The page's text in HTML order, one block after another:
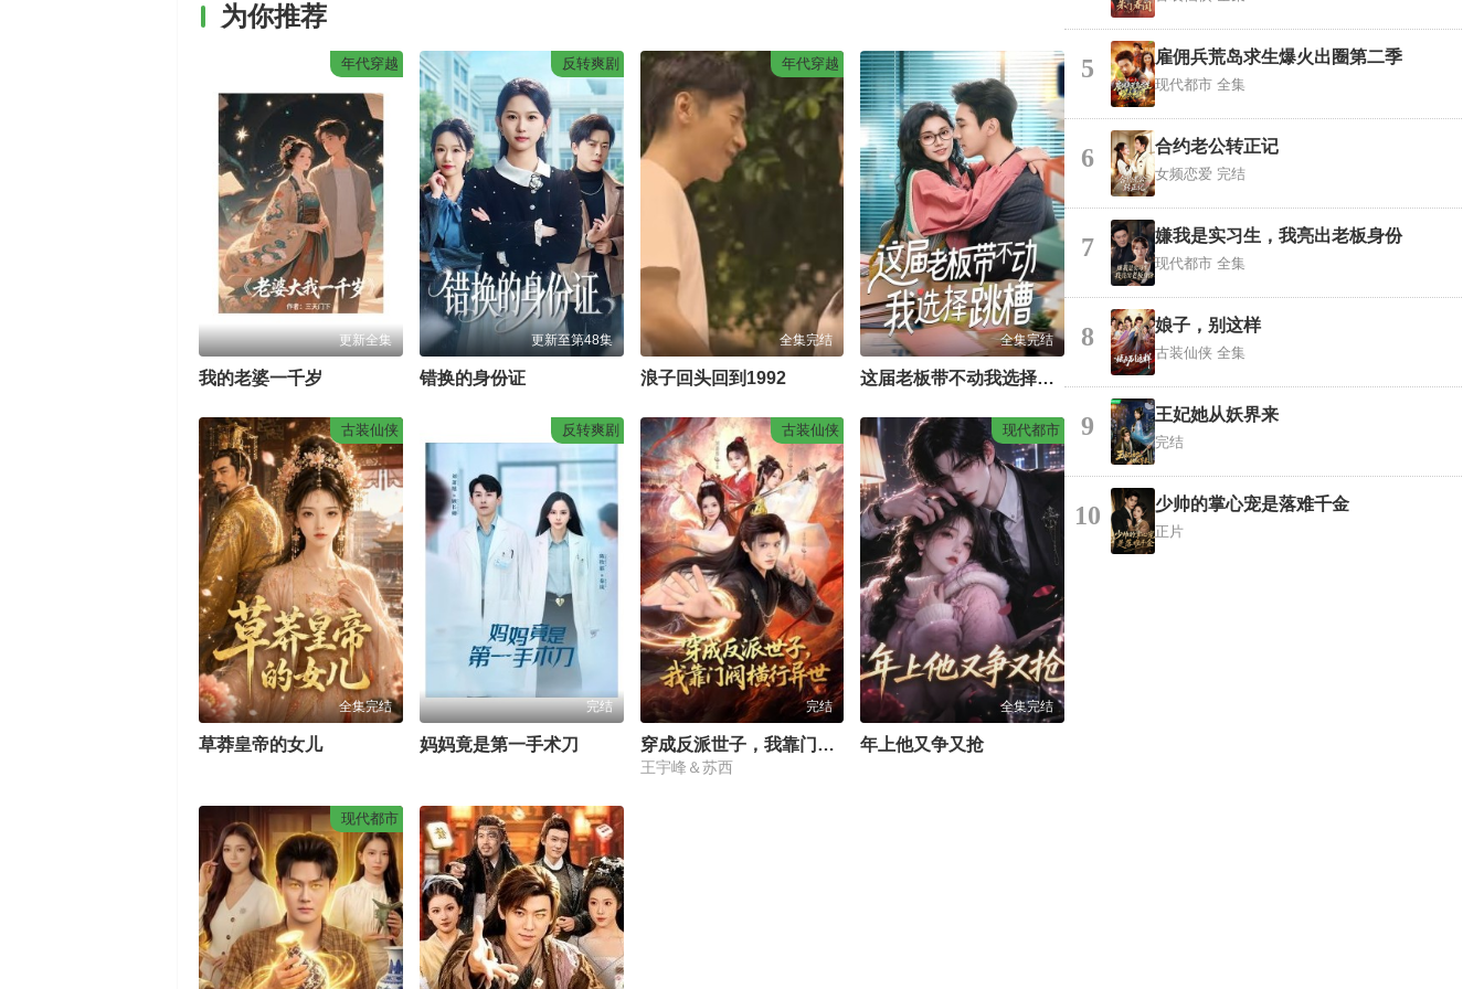
为你推荐
年代穿越
更新全集
我的老婆一千岁
反转爽剧
更新至第48集
错换的身份证
年代穿越
全集完结
浪子回头回到1992
全集完结
这届老板带不动我选择跳槽
古装仙侠
全集完结
草莽皇帝的女儿
反转爽剧
完结
妈妈竟是第一手术刀
古装仙侠
完结
穿成反派世子，我靠门阀横行异世
王宇峰＆苏西
现代都市
全集完结
年上他又争又抢
现代都市
5 雇佣兵荒岛求生爆火出圈第二季
现代都市 全集
6 合约老公转正记
女频恋爱 完结
7 嫌我是实习生，我亮出老板身份
现代都市 全集
8 娘子，别这样
古装仙侠 全集
9 王妃她从妖界来
完结
10 少帅的掌心宠是落难千金
正片